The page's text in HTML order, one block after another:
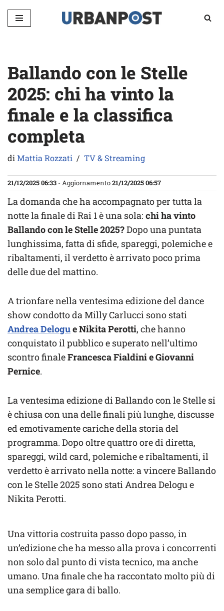
Vai
Ballando con le Stelle
2025: chi ha vinto la
finale e la classifica
completa
diMattia Rozzati TV & Streaming
21/12/2025 06:33 - Aggiornamento21/12/2025 06:57
La domanda che ha accompagnato per tutta la
notte la finale di Rai 1 è una sola: chi ha vinto
Ballando con le Stelle 2025?Dopo una puntata
lunghissima, fatta di sfide, spareggi, polemiche e
ribaltamenti, il verdetto è arrivato poco prima
delle due del mattino.
A trionfare nella ventesima edizione del dance
show condotto da Milly Carlucci sono stati
Andrea Delogue Nikita Perotti, che hanno
conquistato il pubblico e superato nell’ultimo
scontro finaleFrancesca Fialdini e Giovanni
Pernice.
La ventesima edizione di Ballando con le Stelle si
è chiusa con una delle finali più lunghe, discusse
ed emotivamente cariche della storia del
programma. Dopo oltre quattro ore di diretta,
spareggi, wild card, polemiche e ribaltamenti, il
verdetto è arrivato nella notte: a vincere Ballando
con le Stelle 2025 sono stati Andrea Delogu e
Nikita Perotti.
Una vittoria costruita passo dopo passo, in
un’edizione che ha messo alla prova i concorrenti
non solo dal punto di vista tecnico, ma anche
umano. Una finale che ha raccontato molto più di
una semplice gara di ballo.